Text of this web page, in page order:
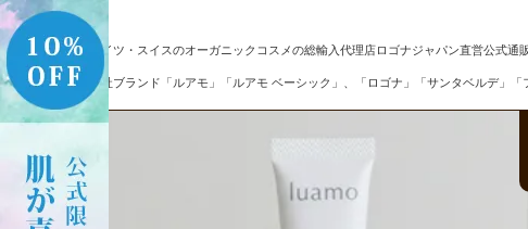
ドイツ・スイスのオーガニックコスメの総輸入代理店ロゴナジャパン直営公式通
自社ブランド「ルアモ」「ルアモ ベーシック」、「ロゴナ」「サンタベルデ」